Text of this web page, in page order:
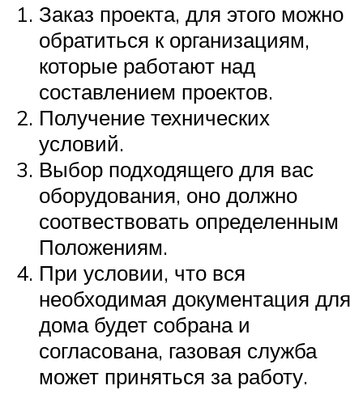
Заказ проекта, для этого можно
обратиться к организациям,
которые работают над
составлением проектов.
Получение технических
условий.
Выбор подходящего для вас
оборудования, оно должно
соотвествовать определенным
Положениям.
При условии, что вся
необходимая документация для
дома будет собрана и
согласована, газовая служба
может приняться за работу.